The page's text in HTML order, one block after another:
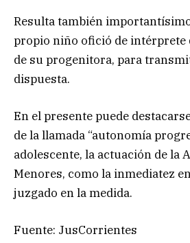
Resulta también
propio niño ofició de intérprete
de su progenitora, para
dispuesta.
En el presente puede
de la llamada “autonomía
adolescente, la actuación de la
Menores, como la inmediatez
juzgado en la medida.
Fuente: JusCorrientes